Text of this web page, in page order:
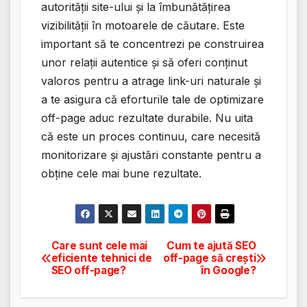
autorității site-ului și la îmbunătățirea
vizibilității în motoarele de căutare. Este
important să te concentrezi pe construirea
unor relații autentice și să oferi conținut
valoros pentru a atrage link-uri naturale și
a te asigura că eforturile tale de optimizare
off-page aduc rezultate durabile. Nu uita
că este un proces continuu, care necesită
monitorizare și ajustări constante pentru a
obține cele mai bune rezultate.
Navigare
în
Cum te ajută SEO
off-page să crești
în Google?
Care sunt cele mai
eficiente tehnici de
SEO off-page?